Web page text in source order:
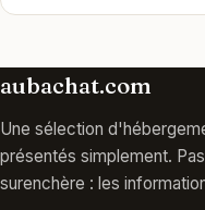
aubachat.com
Une sélection
présentés simplement.
surenchère : les